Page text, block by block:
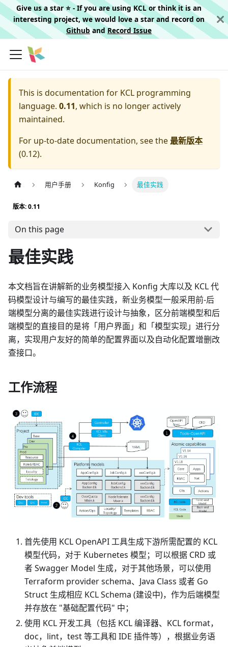
Give us a star ⭐️ - If you are using KCL or think it is an
interesting project, we would love a star and record on
Githuband Record Issue
This is documentation for KCL programming
language. 0.11, which is no longer actively
maintained.
For up-to-date documentation, see the最新版本
(0.12).
用户手册 Konfig 最佳实践
版本: 0.11
On this page
最佳实践
本文档旨在讲解新的业务模型接入 Konfig 大库以及 KCL 代
码模型设计与编写的最佳实践，新业务模型一般采用前-后
端模型分离的最佳实践进行设计与抽象，区分前端模型和后
端模型的直接目的是将「用户界面」和「模型实现」进行分
离，实现用户友好的简单的配置界面以及自动化配置增删改
查接口。
工作流程
首先使用 KCL OpenAPI 工具生成下游所需配置的 KCL
模型代码，对于 Kubernetes 模型；可以根据 CRD 或
者 Swagger Model 生成，对于其他场景，可以使用
Terraform provider schema、Java Class 或者 Go
Struct 生成相应 KCL Schema (建设中)，作为后端模型
并存放在 "基础配置代码" 中；
使用 KCL 开发工具（包括 KCL 编译器、KCL format，
doc，lint，test 等工具和 IDE 插件等），根据业务语